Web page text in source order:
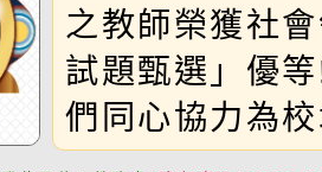
之教師榮獲社
試題甄選」優
們同心協力為